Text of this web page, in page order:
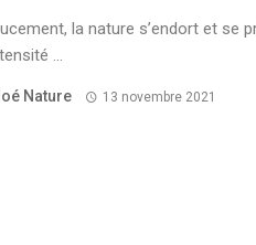
la nature s’endort et se
...
Nature 13 novembre 2021